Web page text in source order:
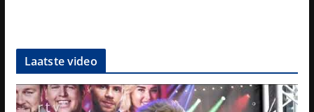
Laatste video